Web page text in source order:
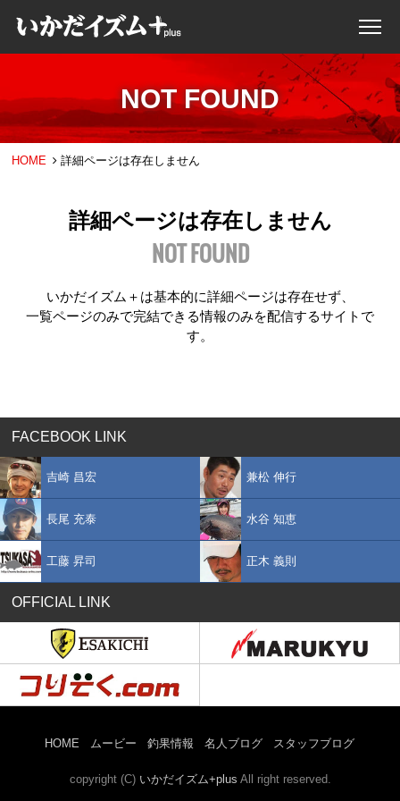
NOT FOUND
HOME 詳細ページは存在しません
詳細ページは存在しません
NOT FOUND
いかだイズム＋は基本的に詳細ページは存在せず、
一覧ページのみで完結できる情報のみを配信するサイトで
す。
FACEBOOK LINK
吉崎 昌宏 兼松 伸行
長尾 充泰 水谷 知恵
工藤 昇司 正木 義則
OFFICIAL LINK
HOME ムービー 釣果情報 名人ブログ スタッフブログ
copyright (C) いかだイズム+plus All right reserved.